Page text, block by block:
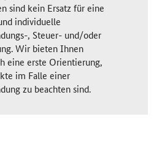
sind kein Ersatz für eine
individuelle
, Steuer- und/oder
Wir bieten Ihnen
eine erste Orientierung,
im Falle einer
zu beachten sind.